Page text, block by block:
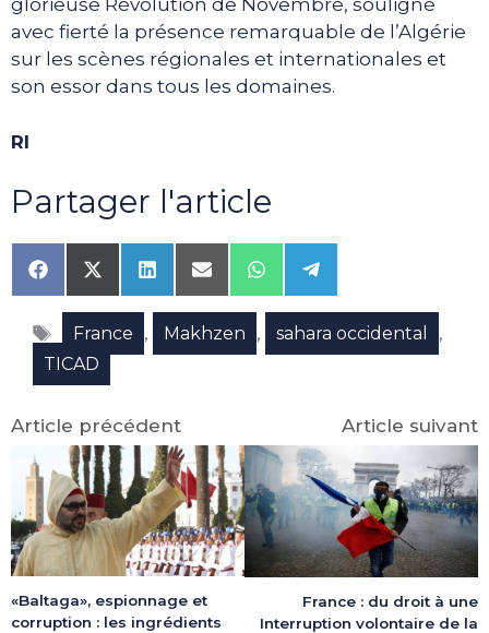
glorieuse Révolution de Novembre, souligné
avec fierté la présence remarquable de l’Algérie
sur les scènes régionales et internationales et
son essor dans tous les domaines.
RI
Partager l'article
Share
on
Facebook
Share
on
X
(Twitter)
Share
on
LinkedIn
Share
on
Email
Share
on
WhatsApp
Share
on
Telegram
Étiquettes
France , Makhzen , sahara occidental ,
TICAD
Article précédent
«Baltaga», espionnage et
corruption : les ingrédients
Article suivant
France : du droit à une
Interruption volontaire de la